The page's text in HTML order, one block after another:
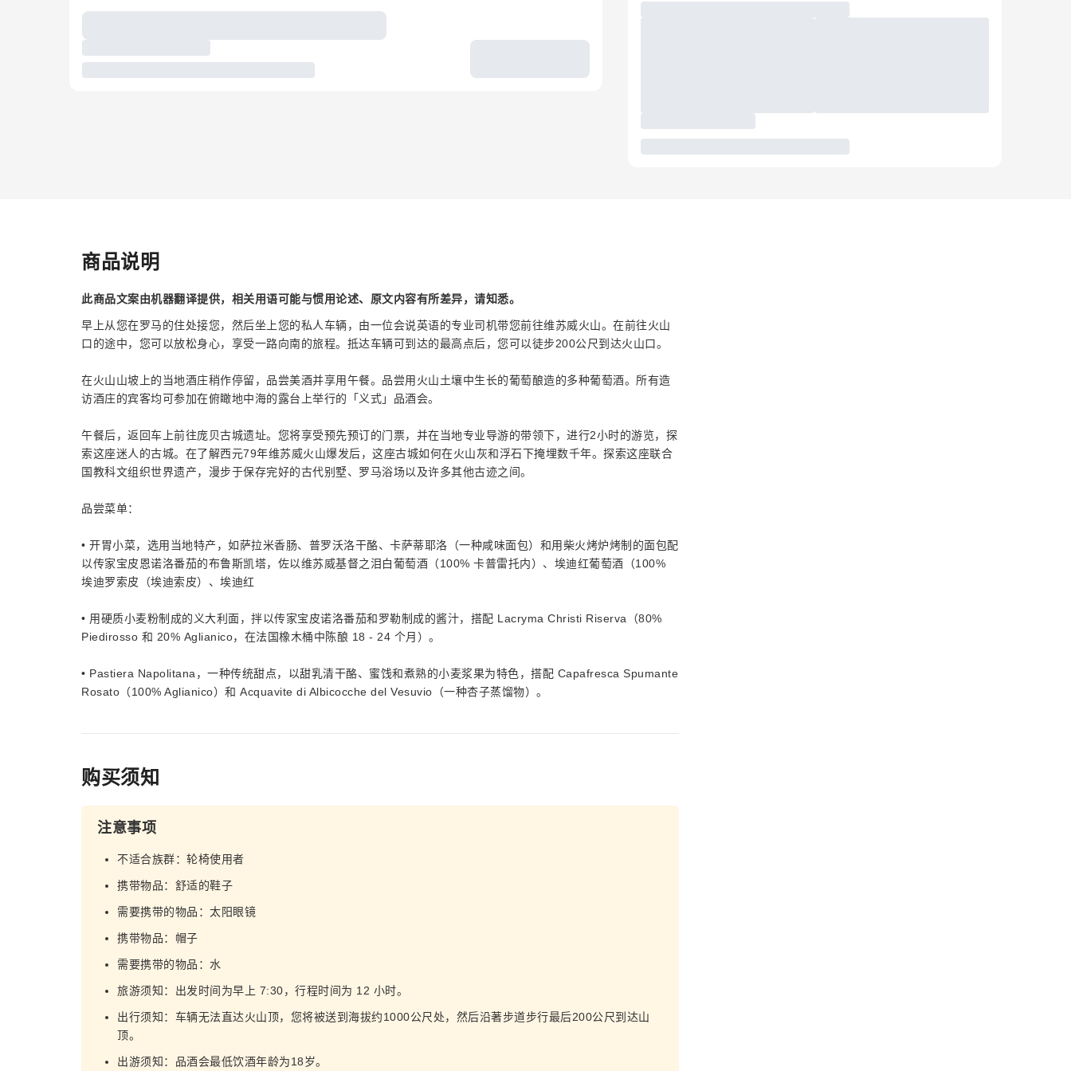
商品说明
此商品文案由机器翻译提供，相关用语可能与惯用论述、原文内容有所差异，请知悉。
早上从您在罗马的住处接您，然后坐上您的私人车辆，由一位会说英语的专业司机带您前往维苏威火山。在前往火山
口的途中，您可以放松身心，享受一路向南的旅程。抵达车辆可到达的最高点后，您可以徒步200公尺到达火山口。
在火山山坡上的当地酒庄稍作停留，品尝美酒并享用午餐。品尝用火山土壤中生长的葡萄酿造的多种葡萄酒。所有造
访酒庄的宾客均可参加在俯瞰地中海的露台上举行的「义式」品酒会。
午餐后，返回车上前往庞贝古城遗址。您将享受预先预订的门票，并在当地专业导游的带领下，进行2小时的游览，探
索这座迷人的古城。在了解西元79年维苏威火山爆发后，这座古城如何在火山灰和浮石下掩埋数千年。探索这座联合
国教科文组织世界遗产，漫步于保存完好的古代别墅、罗马浴场以及许多其他古迹之间。
品尝菜单：
• 开胃小菜，选用当地特产，如萨拉米香肠、普罗沃洛干酪、卡萨蒂耶洛（一种咸味面包）和用柴火烤炉烤制的面包配
以传家宝皮恩诺洛番茄的布鲁斯凯塔，佐以维苏威基督之泪白葡萄酒（100% 卡普雷托内）、埃迪红葡萄酒（100%
埃迪罗索皮（埃迪索皮）、埃迪红
• 用硬质小麦粉制成的义大利面，拌以传家宝皮诺洛番茄和罗勒制成的酱汁，搭配 Lacryma Christi Riserva（80%
Piedirosso 和 20% Aglianico，在法国橡木桶中陈酿 18 - 24 个月）。
• Pastiera Napolitana，一种传统甜点，以甜乳清干酪、蜜饯和煮熟的小麦浆果为特色，搭配 Capafresca Spumante
Rosato（100% Aglianico）和 Acquavite di Albicocche del Vesuvio（一种杏子蒸馏物）。
购买须知
注意事项
不适合族群：轮椅使用者
携带物品：舒适的鞋子
需要携带的物品：太阳眼镜
携带物品：帽子
需要携带的物品：水
旅游须知：出发时间为早上 7:30，行程时间为 12 小时。
出行须知：车辆无法直达火山顶，您将被送到海拔约1000公尺处，然后沿著步道步行最后200公尺到达山
顶。
出游须知：品酒会最低饮酒年龄为18岁。